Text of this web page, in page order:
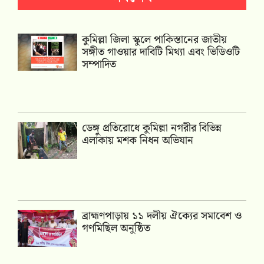
কুমিল্লা জিলা স্কুলে পাকিস্তানের জাতীয়
সঙ্গীত গাওয়ার দাবিটি মিথ্যা এবং ভিডিওটি
সম্পাদিত
ডেঙ্গু প্রতিরোধে কুমিল্লা নগরীর বিভিন্ন
এলাকায় মশক নিধন অভিযান
‎ব্রাহ্মণপাড়ায় ১১ দলীয় ঐক্যের সমাবেশ ও
গণমিছিল অনুষ্ঠিত